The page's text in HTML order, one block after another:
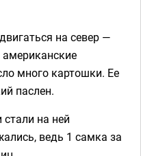
на север —
много картошки. Ее
паслен.
на ней
ведь 1 самка за